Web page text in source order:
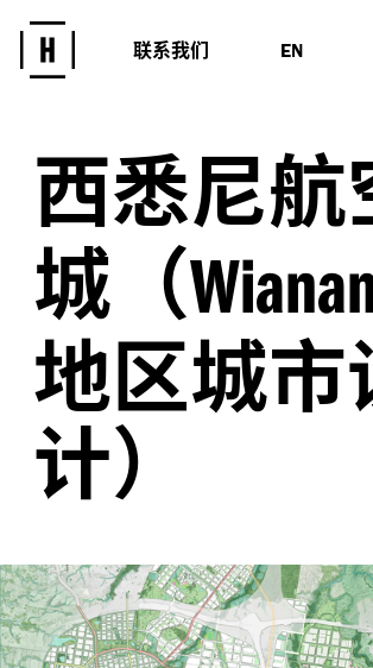
联系我们 EN
西悉尼航
城（
地区城市
计）